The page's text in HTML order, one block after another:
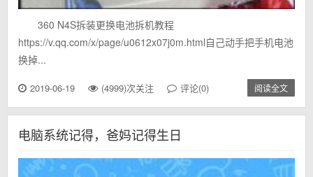
360 N4S拆装更换电池拆机教程
https://v.qq.com/x/page/u0612x07j0m.html自己动手把手机电池
换掉...
2019-06-19 (4999)次关注 评论(0) 阅读全文
电脑系统记得，爸妈记得生日